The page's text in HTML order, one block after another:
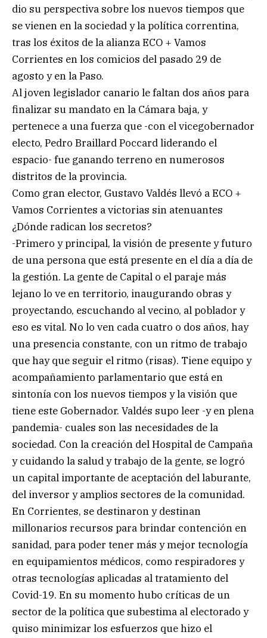
dio su perspectiva sobre los nuevos tiempos que
se vienen en la sociedad y la política correntina,
tras los éxitos de la alianza ECO + Vamos
Corrientes en los comicios del pasado 29 de
agosto y en la Paso.
Al joven legislador canario le faltan dos años para
finalizar su mandato en la Cámara baja, y
pertenece a una fuerza que -con el vicegobernador
electo, Pedro Braillard Poccard liderando el
espacio- fue ganando terreno en numerosos
distritos de la provincia.
Como gran elector, Gustavo Valdés llevó a ECO +
Vamos Corrientes a victorias sin atenuantes
¿Dónde radican los secretos?
-Primero y principal, la visión de presente y futuro
de una persona que está presente en el día a día de
la gestión. La gente de Capital o el paraje más
lejano lo ve en territorio, inaugurando obras y
proyectando, escuchando al vecino, al poblador y
eso es vital. No lo ven cada cuatro o dos años, hay
una presencia constante, con un ritmo de trabajo
que hay que seguir el ritmo (risas). Tiene equipo y
acompañamiento parlamentario que está en
sintonía con los nuevos tiempos y la visión que
tiene este Gobernador. Valdés supo leer -y en plena
pandemia- cuales son las necesidades de la
sociedad. Con la creación del Hospital de Campaña
y cuidando la salud y trabajo de la gente, se logró
un capital importante de aceptación del laburante,
del inversor y amplios sectores de la comunidad.
En Corrientes, se destinaron y destinan
millonarios recursos para brindar contención en
sanidad, para poder tener más y mejor tecnología
en equipamientos médicos, como respiradores y
otras tecnologías aplicadas al tratamiento del
Covid-19. En su momento hubo críticas de un
sector de la política que subestima al electorado y
quiso minimizar los esfuerzos que hizo el